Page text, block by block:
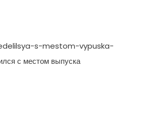
s-mestom-vypuska-
с местом выпуска